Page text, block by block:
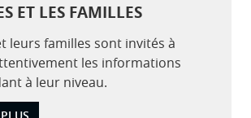
ET LES FAMILLES
leurs familles sont invités à
les informations
à leur niveau.